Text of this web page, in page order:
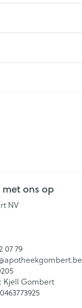
ons op
NV
07 79
apotheekgombert.be
Kjell Gombert